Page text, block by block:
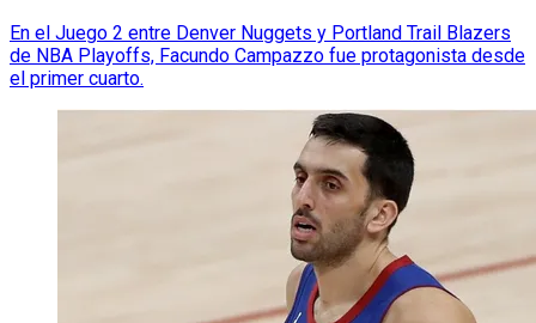
En el Juego 2 entre Denver Nuggets y Portland Trail Blazers
de NBA Playoffs, Facundo Campazzo fue protagonista desde
el primer cuarto.